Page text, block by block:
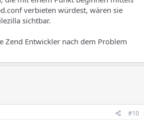
verbieten würdest, wären sie
sichtbar.
Zend Entwickler nach dem Problem
#10